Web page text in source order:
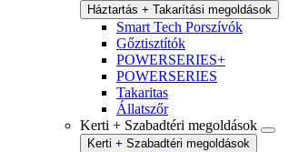
Háztartás + Takarítási megoldások
Smart Tech Porszívók
Gőztisztítók
POWERSERIES+
POWERSERIES
Takaritas
Állatszőr
Kerti + Szabadtéri megoldások
Kerti + Szabadtéri megoldások